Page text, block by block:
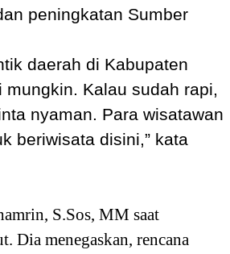
peningkatan Sumber
daerah di Kabupaten
Kalau sudah rapi,
nyaman. Para wisatawan
beriwisata disini,” kata
S.Sos, MM saat
Dia menegaskan, rencana